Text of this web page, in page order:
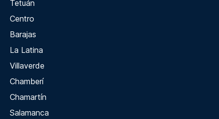
Tetuán
Centro
Barajas
La Latina
Villaverde
Chamberí
Chamartín
Salamanca